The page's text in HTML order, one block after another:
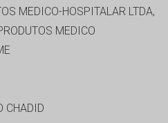
MEDICO-HOSPITALAR LTDA,
MEDICO
CHADID